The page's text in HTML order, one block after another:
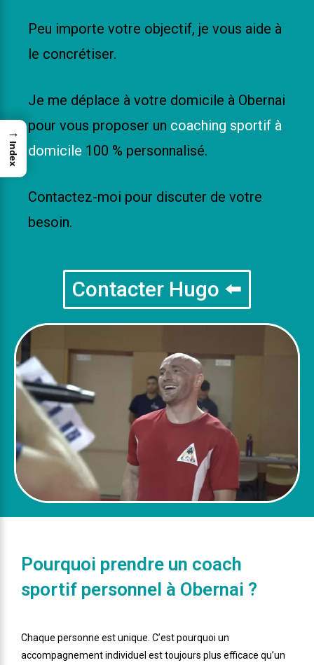
Peu importe votre objectif, je vous aide à
le concrétiser.
Je me déplace à votre domicile à Obernai
pour vous proposer un coaching sportif à
domicile 100 % personnalisé.
Contactez-moi pour discuter de votre
besoin.
Contacter Hugo ⬅️
Pourquoi prendre un coach
sportif personnel à Obernai ?
Chaque personne est unique. C’est pourquoi un
accompagnement individuel est toujours plus efficace qu’un
→
Index